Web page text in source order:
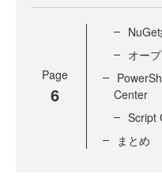
Page
6
オー
Center
Script
まとめ